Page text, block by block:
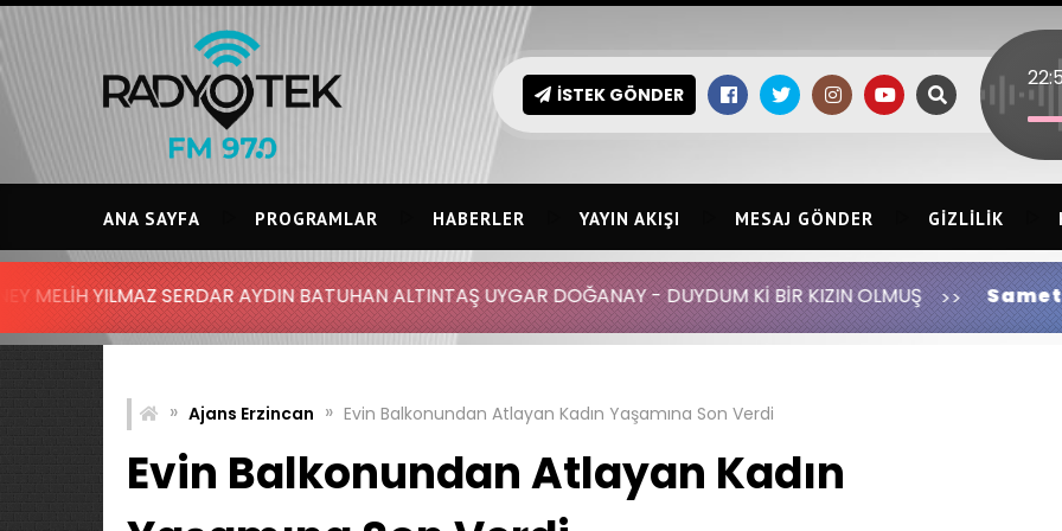
Skip
to
content
İSTEK GÖNDER
ANA SAYFA PROGRAMLAR HABERLER YAYIN AKIŞI MESAJ GÖNDER GIZLILIK
AYDIN BATUHAN ALTINTAŞ UYGAR DOĞANAY - DUYDUM Kİ BİR KIZIN OLMUŞ Samet Öner:Azer
» Ajans Erzincan » Evin Balkonundan Atlayan Kadın Yaşamına Son Verdi
Evin Balkonundan Atlayan Kadın